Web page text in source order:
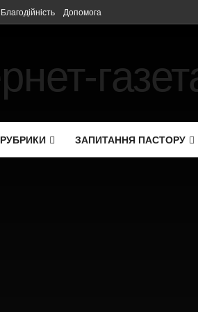
Благодійність Допомога
РУБРИКИ ЗАПИТАННЯ ПАСТОРУ